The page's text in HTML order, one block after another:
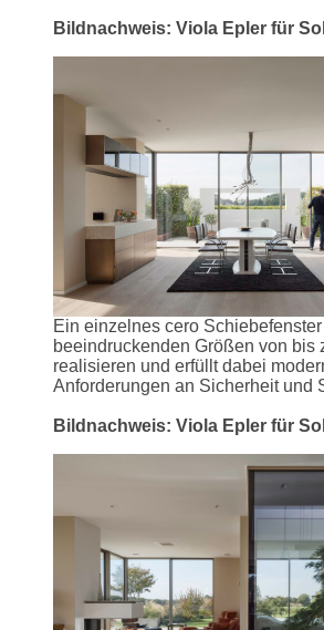
Bildnachweis: Viola Epler für
Ein einzelnes cero
beeindruckenden Größen von bis
realisieren und erfüllt dabei
Anforderungen an Sicherheit und
Bildnachweis: Viola Epler für